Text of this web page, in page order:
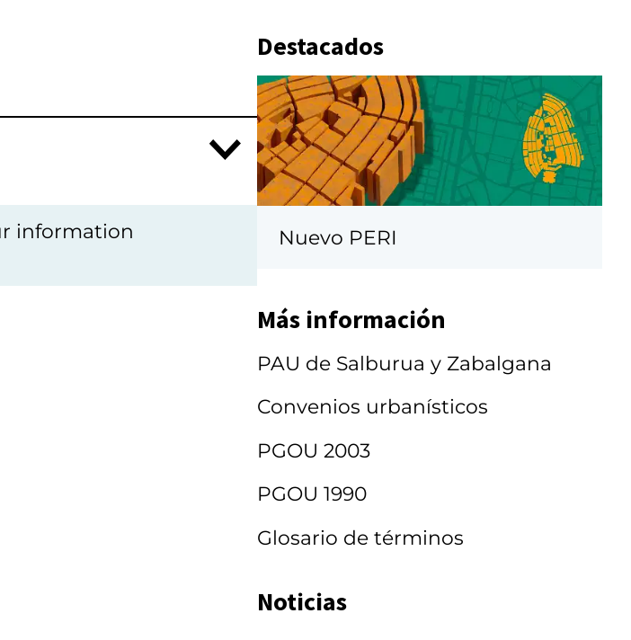
information
Destacados
Nuevo PERI
Más información
PAU de Salburua y Zabalgana
Convenios urbanísticos
PGOU 2003
PGOU 1990
Glosario de términos
Noticias